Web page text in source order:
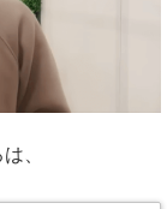
、